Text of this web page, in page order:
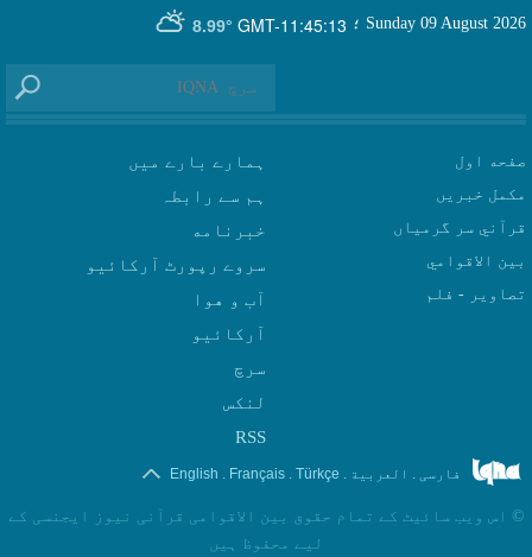
GMT-11:45:13
8.99° Sunday 09 August 2026 ؛
صفحه اول
مکمل خبریں
قرآني سر گرمياں
بين الاقوامي
تصاوير - فلم
ہمارے بارے میں
ہم سے رابطہ
سروے رپورٹ آرکائیو
آب و هوا
سرچ
لنکس
RSS
فارسی . العربیة .
Türkçe
.
Français
.
English
© اس ویب سائیٹ کے تمام حقوق بین الاقوامی قرآنی نیوز ایجنسی کے
لیے محفوظ ہیں